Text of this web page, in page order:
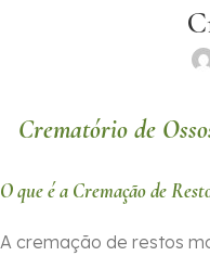
Crematório de
O que é a Cremação de
A cremação de restos